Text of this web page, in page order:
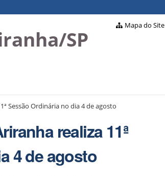
SP
Mapa do Site
Sessão Ordinária no dia 4 de agosto
realiza 11ª
4 de agosto